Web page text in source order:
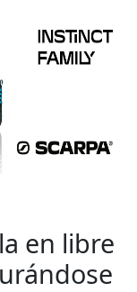
en libre